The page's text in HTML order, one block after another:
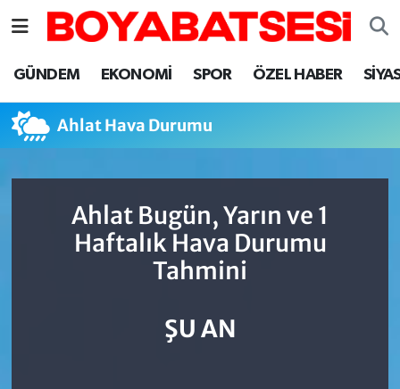
GÜNDEM EKONOMİ SPOR ÖZEL HABER
Ahlat Hava Durumu
Ahlat Bugün, Yarın ve 1
Haftalık Hava Durumu
Tahmini
ŞU AN
Sinop Nöbetçi Eczaneler
Sinop Hava Durumu
Sinop Trafik Yoğunluk Haritası
Süper Lig Puan Durumu ve Fikstür
Son Dakika Haberleri